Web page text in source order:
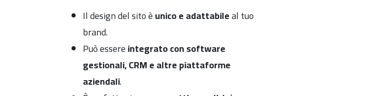
Il design del sito èunico e adattabileal tuo
brand.
Può essereintegrato con software
gestionali, CRM e altre piattaforme
aziendali.